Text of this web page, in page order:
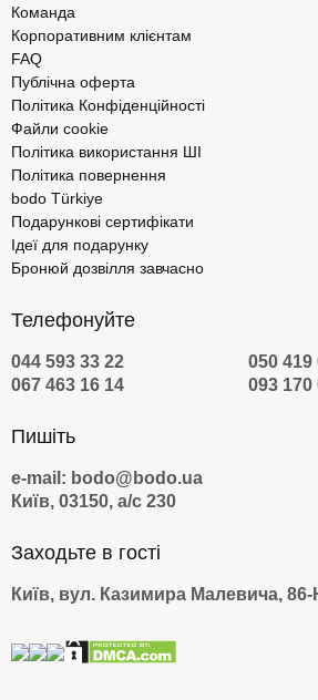
Команда
Корпоративним клієнтам
FAQ
Публічна оферта
Політика Конфіденційності
Файли cookie
Політика використання ШІ
Політика повернення
bodo Türkiye
Подарункові сертифікати
Ідеї для подарунку
Бронюй дозвілля завчасно
Телефонуйте
044 593 33 22
050 419
067 463 16 14
093 170
Пишіть
e-mail: bodo@bodo.ua
Київ, 03150, а/с 230
Заходьте в гості
Київ, вул. Казимира Малевича, 86-